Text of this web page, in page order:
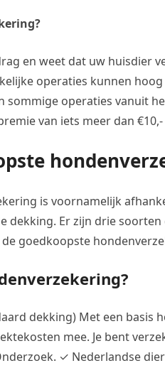
en weet dat uw huisdier
operaties kunnen
sommige operaties vanuit
van iets meer dan
is voornamelijk
dekking. Er zijn drie
goedkoopste
dekking) Met een basis
mee. Je bent
✓ Nederlandse